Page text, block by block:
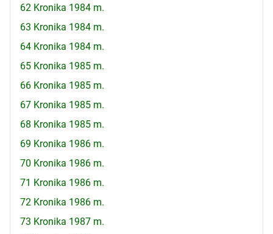
62 Kronika 1984 m.
63 Kronika 1984 m.
64 Kronika 1984 m.
65 Kronika 1985 m.
66 Kronika 1985 m.
67 Kronika 1985 m.
68 Kronika 1985 m.
69 Kronika 1986 m.
70 Kronika 1986 m.
71 Kronika 1986 m.
72 Kronika 1986 m.
73 Kronika 1987 m.